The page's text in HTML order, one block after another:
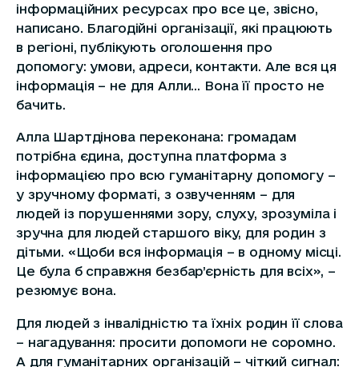
інформаційних ресурсах про все це, звісно,
написано. Благодійні організації, які працюють
в регіоні, публікують оголошення про
допомогу: умови, адреси, контакти. Але вся ця
інформація – не для Алли… Вона її просто не
бачить.
Алла Шартдінова переконана: громадам
потрібна єдина, доступна платформа з
інформацією про всю гуманітарну допомогу –
у зручному форматі, з озвученням – для
людей із порушеннями зору, слуху, зрозуміла і
зручна для людей старшого віку, для родин з
дітьми. «Щоби вся інформація – в одному місці.
Це була б справжня безбар’єрність для всіх», –
резюмує вона.
Для людей з інвалідністю та їхніх родин її слова
– нагадування: просити допомоги не соромно.
А для гуманітарних організацій – чіткий сигнал: